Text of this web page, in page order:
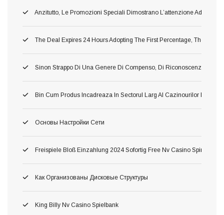
Anzitutto, Le Promozioni Speciali Dimostrano L’attenzione
The Deal Expires 24 Hours Adopting The First Percentage, Therefore
Sinon Strappo Di Una Genere Di Compenso, Di Riconoscenza A
Bin Cum Produs Incadreaza In Sectorul Larg Al Cazinourilor Dacă
Основы Настройки Сети
Freispiele Bloß Einzahlung 2024 Sofortig Free Nv Casino Spins
Как Организованы Дисковые Структуры
King Billy Nv Casino Spielbank